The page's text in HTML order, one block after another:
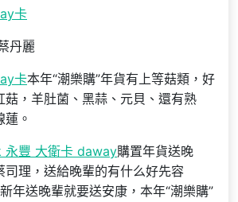
卡
丹麗
卡本年“潮樂購”年貨有上等菇類，好
菇，羊肚菌、黑蒜、元貝、還有熟
。
永豐 大衛卡 daway購置年貨送晚
司理，送給晚輩的有什么好先容
新年送晚輩就要送安康，本年“潮樂購”